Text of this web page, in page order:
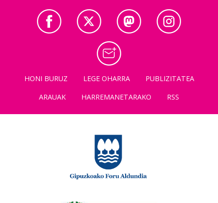
HONI BURUZ LEGE OHARRA
PUBLIZITATEA
ARAUAK
HARREMANETARAKO RSS